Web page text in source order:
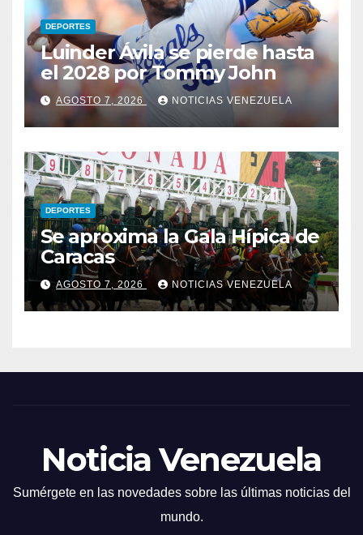
DEPORTES
Luinder Ávila se pierde hasta
el 2028 por Tommy John
AGOSTO 7, 2026 NOTICIAS VENEZUELA
DEPORTES
Se aproxima la Gala Hípica de
Caracas
AGOSTO 7, 2026 NOTICIAS VENEZUELA
Noticia Venezuela
Sumérgete en las novedades sobre las últimas noticias del
mundo.